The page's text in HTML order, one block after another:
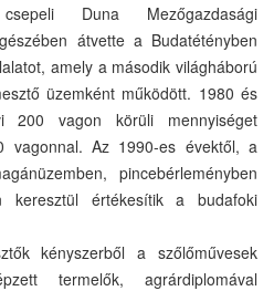
Duna Mezőgazdasági
átvette a Budatétényben
amely a második világháború
üzemként működött. 1980 és
200 vagon körüli mennyiséget
vagonnal. Az 1990-es évektől, a
pincebérleményben
keresztül értékesítik a budafoki
kényszerből a szőlőművesek
termelők, agrárdiplomával